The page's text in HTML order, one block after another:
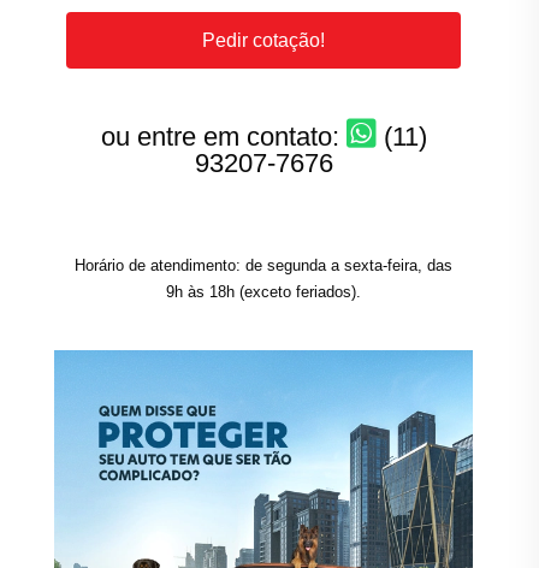
Pedir cotação!
ou entre em contato:
(11)
93207-7676
Horário de atendimento: de segunda a sexta-feira, das
9h às 18h (exceto feriados).